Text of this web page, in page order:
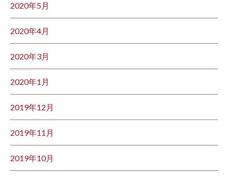
2020年5月
2020年4月
2020年3月
2020年1月
2019年12月
2019年11月
2019年10月